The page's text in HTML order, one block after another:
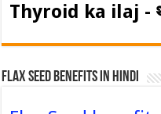
Thyroid ka ilaj -
Flax Seed Benefits in hindi